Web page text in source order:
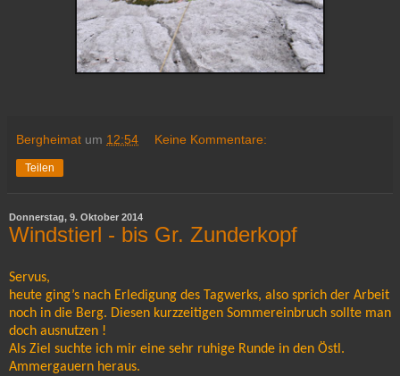
Bergheimat um 12:54 Keine Kommentare:
Teilen
Donnerstag, 9. Oktober 2014
Windstierl - bis Gr. Zunderkopf
Servus,
heute ging’s nach Erledigung des Tagwerks, also sprich der Arbeit
noch in die Berg. Diesen kurzzeitigen Sommereinbruch sollte man
doch ausnutzen !
Als Ziel suchte ich mir eine sehr ruhige Runde in den Östl.
Ammergauern heraus.